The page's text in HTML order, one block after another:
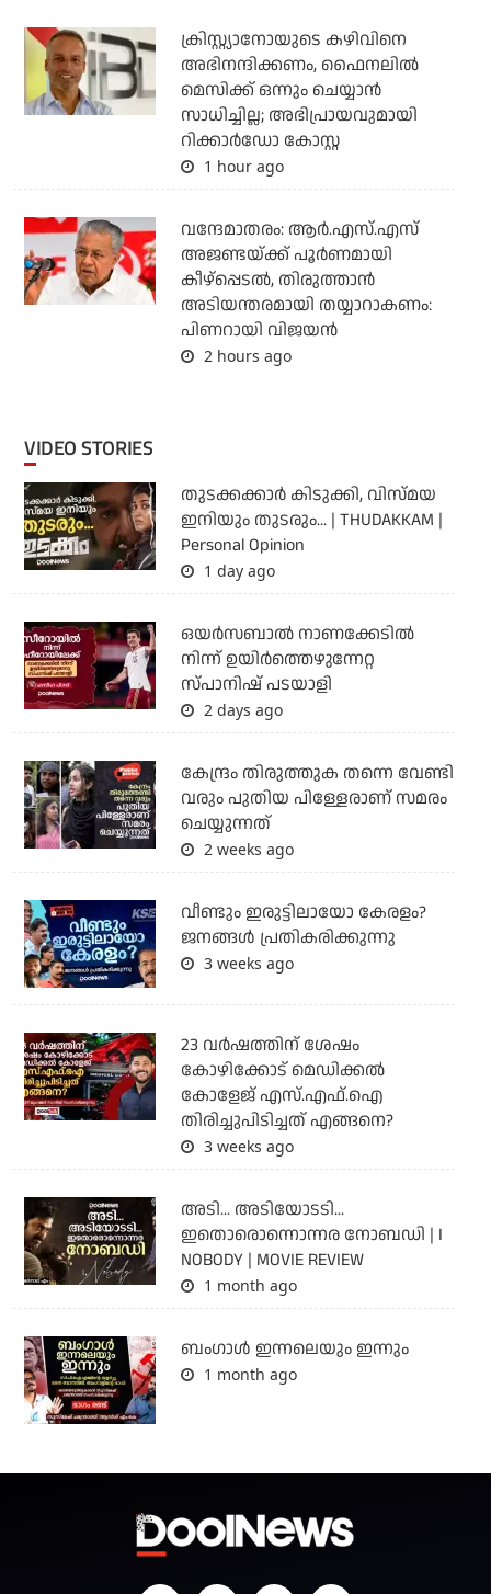
ക്രിസ്റ്റ്യാനോയുടെ കഴിവിനെ
അഭിനന്ദിക്കണം, ഫൈനലില്‍
മെസിക്ക് ഒന്നും ചെയ്യാന്‍
സാധിച്ചില്ല; അഭിപ്രായവുമായി
റിക്കാര്‍ഡോ കോസ്റ്റ
1 hour ago
വന്ദേമാതരം: ആര്‍.എസ്.എസ്
അജണ്ടയ്ക്ക് പൂര്‍ണമായി
കീഴ്‌പ്പെടല്‍, തിരുത്താന്‍
അടിയന്തരമായി തയ്യാറാകണം:
പിണറായി വിജയന്‍
2 hours ago
VIDEO STORIES
തുടക്കക്കാര്‍ കിടുക്കി, വിസ്മയ
ഇനിയും തുടരും... | THUDAKKAM |
Personal Opinion
1 day ago
ഒയര്‍സബാൽ നാണക്കേടിൽ
നിന്ന് ഉയിർത്തെഴുന്നേറ്റ
സ്പാനിഷ് പടയാളി
2 days ago
കേന്ദ്രം തിരുത്തുക തന്നെ വേണ്ടി
വരും പുതിയ പിള്ളേരാണ് സമരം
ചെയ്യുന്നത്
2 weeks ago
വീണ്ടും ഇരുട്ടിലായോ കേരളം?
ജനങ്ങൾ പ്രതികരിക്കുന്നു
3 weeks ago
23 വർഷത്തിന് ശേഷം
കോഴിക്കോട് മെഡിക്കൽ
കോളേജ് എസ്.എഫ്.ഐ
തിരിച്ചുപിടിച്ചത് എങ്ങനെ?
3 weeks ago
അടി... അടിയോടടി...
ഇതൊരൊന്നൊന്നര നോബഡി | I
NOBODY | MOVIE REVIEW
1 month ago
ബംഗാള്‍ ഇന്നലെയും ഇന്നും
1 month ago